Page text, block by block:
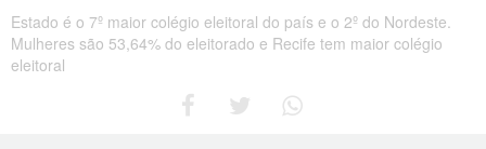
Estado é o 7º maior colégio eleitoral do país e o 2º do Nordeste.
Mulheres são 53,64% do eleitorado e Recife tem maior colégio
eleitoral